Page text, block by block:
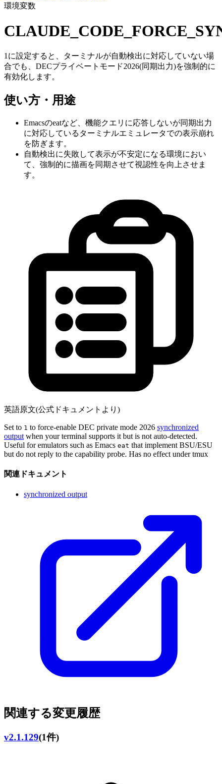
環境変数
1に設定すると、ターミナルが自動検出に対応していない場
合でも、DECプライベートモード2026(同期出力)を強制的に
有効化します。
使い方・用途
Emacsのeatなど、機能クエリに応答しないが同期出力
に対応しているターミナルエミュレータでの表示崩れ
を防ぎます。
自動検出に失敗して表示が不安定になる環境におい
て、強制的に描画を同期させて視認性を向上させま
す。
英語原文(公式ドキュメントより)
Set to 1 to force-enable DEC private mode 2026 synchronized
output when your terminal supports it but is not auto-detected.
Useful for emulators such as Emacs eat that implement BSU/ESU
but do not reply to the capability probe. Has no effect under tmux
関連ドキュメント
synchronized output
関連する変更履歴
v2.1.129(1件)